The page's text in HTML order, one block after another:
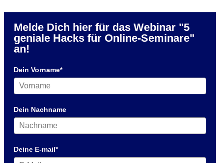
Melde Dich hier für das Webinar "5
geniale Hacks für Online-Seminare"
an!
Dein Vorname*
Dein Nachname
Deine E-mail*